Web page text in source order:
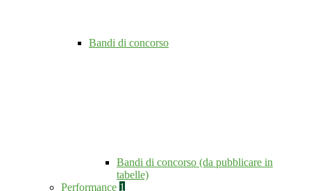
Bandi di concorso
Bandi di concorso (da pubblicare in
tabelle)
Performance 1